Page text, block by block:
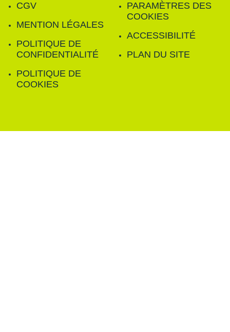
CGV
MENTION LÉGALES
POLITIQUE DE
CONFIDENTIALITÉ
POLITIQUE DE
COOKIES
PARAMÈTRES DES
COOKIES
ACCESSIBILITÉ
PLAN DU SITE